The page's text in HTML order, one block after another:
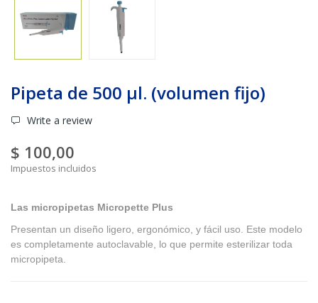
Pipeta de 500 µl. (volumen fijo)
Write a review
$ 100,00
Impuestos incluidos
Las micropipetas Micropette Plus
Presentan un diseño ligero, ergonómico, y fácil uso. Este modelo
es completamente autoclavable, lo que permite esterilizar toda
micropipeta.